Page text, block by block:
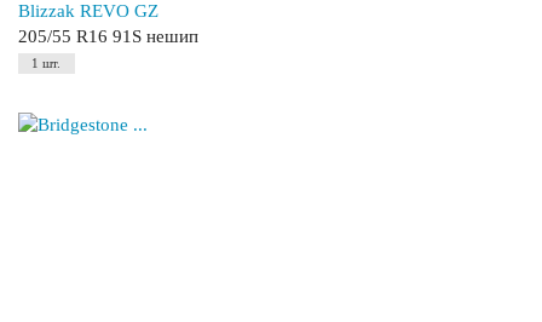
Blizzak REVO GZ
205/55 R16 91S нешип
1 шт.